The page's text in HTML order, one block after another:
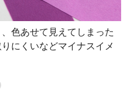
色あせて見えてしまった
にくいなどマイナスイメ